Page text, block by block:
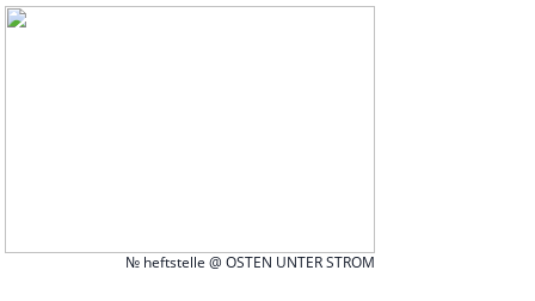
№ heftstelle @ OSTEN UNTER STROM